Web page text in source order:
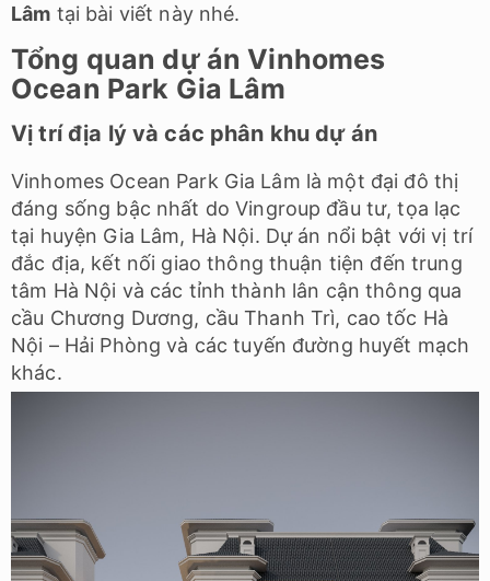
Lâm tại bài viết này nhé.
Tổng quan dự án Vinhomes
Ocean Park Gia Lâm
Vị trí địa lý và các phân khu dự án
Vinhomes Ocean Park Gia Lâm là một đại đô thị
đáng sống bậc nhất do Vingroup đầu tư, tọa lạc
tại huyện Gia Lâm, Hà Nội. Dự án nổi bật với vị trí
đắc địa, kết nối giao thông thuận tiện đến trung
tâm Hà Nội và các tỉnh thành lân cận thông qua
cầu Chương Dương, cầu Thanh Trì, cao tốc Hà
Nội – Hải Phòng và các tuyến đường huyết mạch
khác.